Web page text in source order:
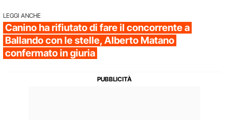
LEGGI ANCHE
Canino ha rifiutato di fare il concorrente a
Ballando con le stelle, Alberto Matano
confermato in giuria